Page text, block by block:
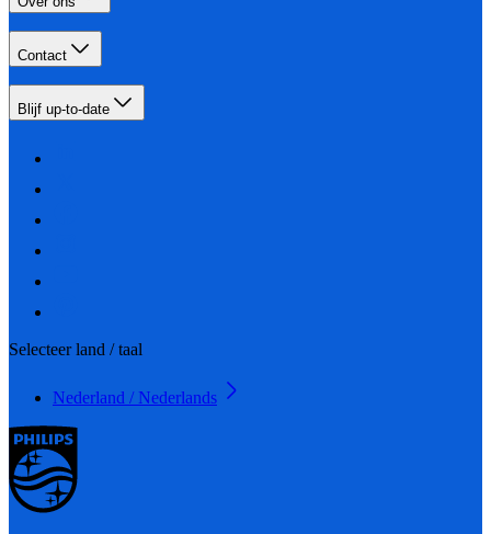
Contact
Blijf up-to-date
Selecteer land / taal
Nederland / Nederlands